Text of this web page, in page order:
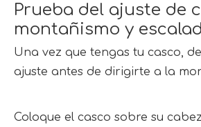
Prueba del ajuste de
montañismo y
Una vez que tengas tu casco,
ajuste antes de dirigirte a la
Coloque el casco sobre su